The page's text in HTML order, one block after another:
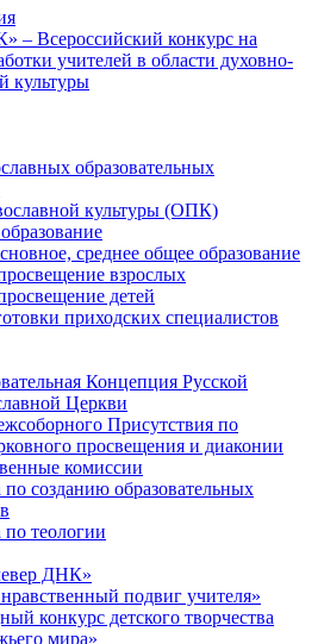
– Всероссийский конкурс на
учителей в области духовно-
культуры
образовательных
культуры (ОПК)
среднее общее образование
взрослых
детей
приходских специалистов
Концепция Русской
Церкви
Присутствия по
просвещения и диаконии
комиссии
по созданию образовательных
по теологии
ДНК»
подвиг учителя»
конкурс детского творчества
мира»